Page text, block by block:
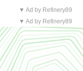
▼ Ad by Refinery89
▼ Ad by Refinery89